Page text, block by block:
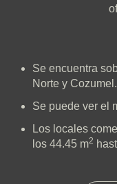
Se encuentra
Norte y Cozumel.
Se puede ver el
Los locales
los 44.45 m2